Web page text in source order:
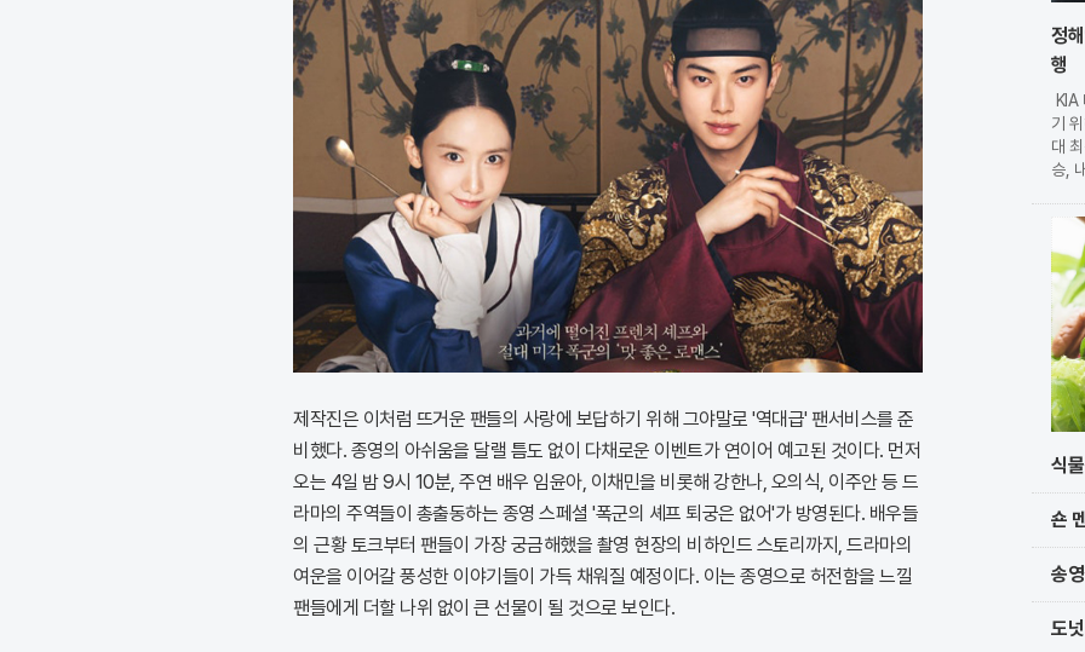
제작진은 이처럼 뜨거운 팬들의 사랑에 보답하기 위해 그야말로 '역대급' 팬서비스를 준
비했다. 종영의 아쉬움을 달랠 틈도 없이 다채로운 이벤트가 연이어 예고된 것이다. 먼저
오는 4일 밤 9시 10분, 주연 배우 임윤아, 이채민을 비롯해 강한나, 오의식, 이주안 등 드
라마의 주역들이 총출동하는 종영 스페셜 '폭군의 셰프 퇴궁은 없어'가 방영된다. 배우들
의 근황 토크부터 팬들이 가장 궁금해했을 촬영 현장의 비하인드 스토리까지, 드라마의
여운을 이어갈 풍성한 이야기들이 가득 채워질 예정이다. 이는 종영으로 허전함을 느낄
팬들에게 더할 나위 없이 큰 선물이 될 것으로 보인다.
정
행
KIA
기
대
승,
가
식
숀
송
도